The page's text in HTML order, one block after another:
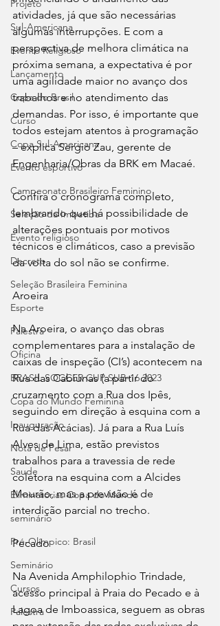
Projeto
Sul-Americana
Evento Religioso
Lançamento
Copa do Brasil
Curso
Copa Sul-Americana
Evento esportivo
Campeonato Brasileiro Feminino
Seleção da Imbetiba
Evento religioso
Decreto
Seleção Brasileira Feminina
Esporte
Palestra
Oficina
BRASIL SOCCER CUP SUB-16 2023
Copa do Mundo Feminina
Inauguração
Nota de Pesar
Saude
Eliminatórias Copa do Mundo
seminário
Pré-Olímpico: Brasil
Seminário
Cursos
Palestra
atividades, já que são necessárias
algumas interrupções. E com a
perspectiva de melhora climática na
próxima semana, a expectativa é por
uma agilidade maior no avanço dos
trabalhos e no atendimento das
demandas. Por isso, é importante que
todos estejam atentos à programação
– explica Sergio Zau, gerente de
Engenharia/Obras da BRK em Macaé.
Confira o cronograma completo,
lembrando que há possibilidade de
alterações pontuais por motivos
técnicos e climáticos, caso a previsão
da volta do sol não se confirme.
Aroeira
Na Aroeira, o avanço das obras
complementares para a instalação de
caixas de inspeção (CI’s) acontecem na
Rua das Cabiúnas (a partir do
cruzamento com a Rua dos Ipês,
seguindo em direção à esquina com a
Rua das Acácias). Já para a Rua Luís
Alves de Lima, estão previstos
trabalhos para a travessia de rede
coletora na esquina com a Alcides
Mourão, mas a previsão é de
interdição parcial no trecho.
Pecado
Na Avenida Amphilophio Trindade,
acesso principal à Praia do Pecado e à
Lagoa de Imboassica, seguem as obras